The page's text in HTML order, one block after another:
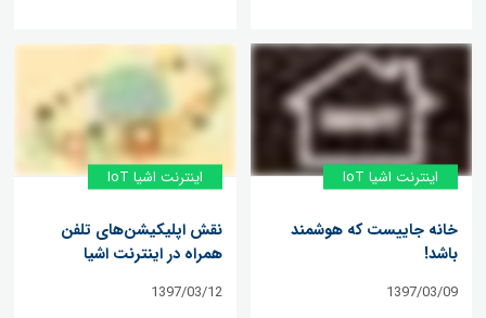
اینترنت اشیا IoT
خانه جاییست که هوشمند
باشد!
1397/03/09
اینترنت اشیا IoT
نقش اپلیکیشن‌های تلفن
همراه در اینترنت اشیا
1397/03/12